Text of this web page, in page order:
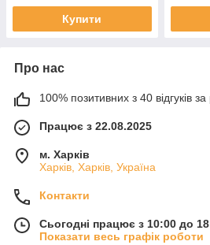
Купити
Про нас
100% позитивних з 40 відгуків за
Працює з 22.08.2025
м. Харків
Харків, Харків, Україна
Контакти
Сьогодні працює з 10:00 до
Показати весь графік роботи